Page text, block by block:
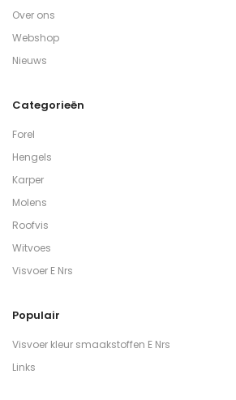
Over ons
Webshop
Nieuws
Categorieën
Forel
Hengels
Karper
Molens
Roofvis
Witvoes
Visvoer E Nrs
Populair
Visvoer kleur smaakstoffen E Nrs
Links